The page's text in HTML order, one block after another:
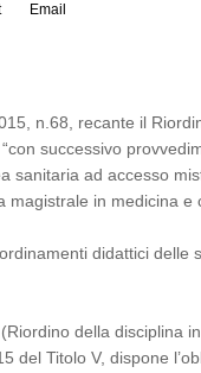
Email
n.68, recante il
successivo
sanitaria ad accesso
in medicina e
didattici delle
della disciplina
del Titolo V, dispone